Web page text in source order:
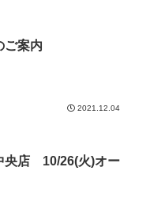
ご案内
2021.12.04
央店 10/26(火)オー